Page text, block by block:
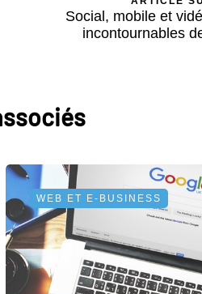
Social, mobile et
incontournables
WEB ET E-BUSINESS